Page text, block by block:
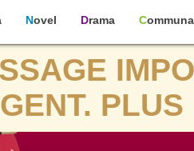
Novel Drama